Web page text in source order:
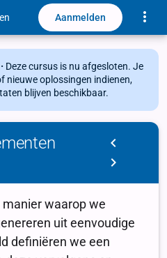
Aanmelden
Deze cursus is nu afgesloten. Je
nieuwe oplossingen indienen,
blijven beschikbaar.